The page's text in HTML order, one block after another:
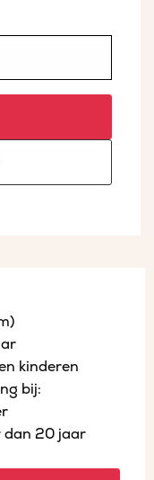
kinderen
bij:
dan 20 jaar